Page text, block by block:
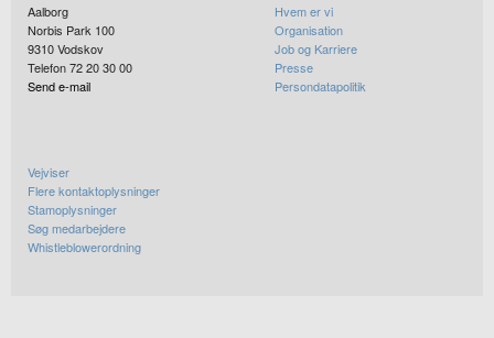
Aalborg
Norbis Park 100
9310Vodskov
Telefon 72 20 30 00
Send e-mail
Hvem er vi
Organisation
Job og Karriere
Presse
Persondatapolitik
Vejviser
Flere kontaktoplysninger
Stamoplysninger
Søg medarbejdere
Whistleblowerordning